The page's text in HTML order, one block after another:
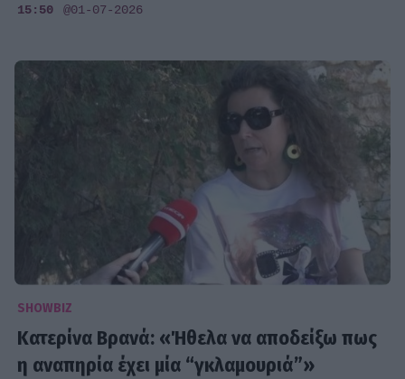
15:50 @01-07-2026
SHOWBIZ
Κατερίνα Βρανά: «Ήθελα να αποδείξω πως
η αναπηρία έχει μία “γκλαμουριά”»